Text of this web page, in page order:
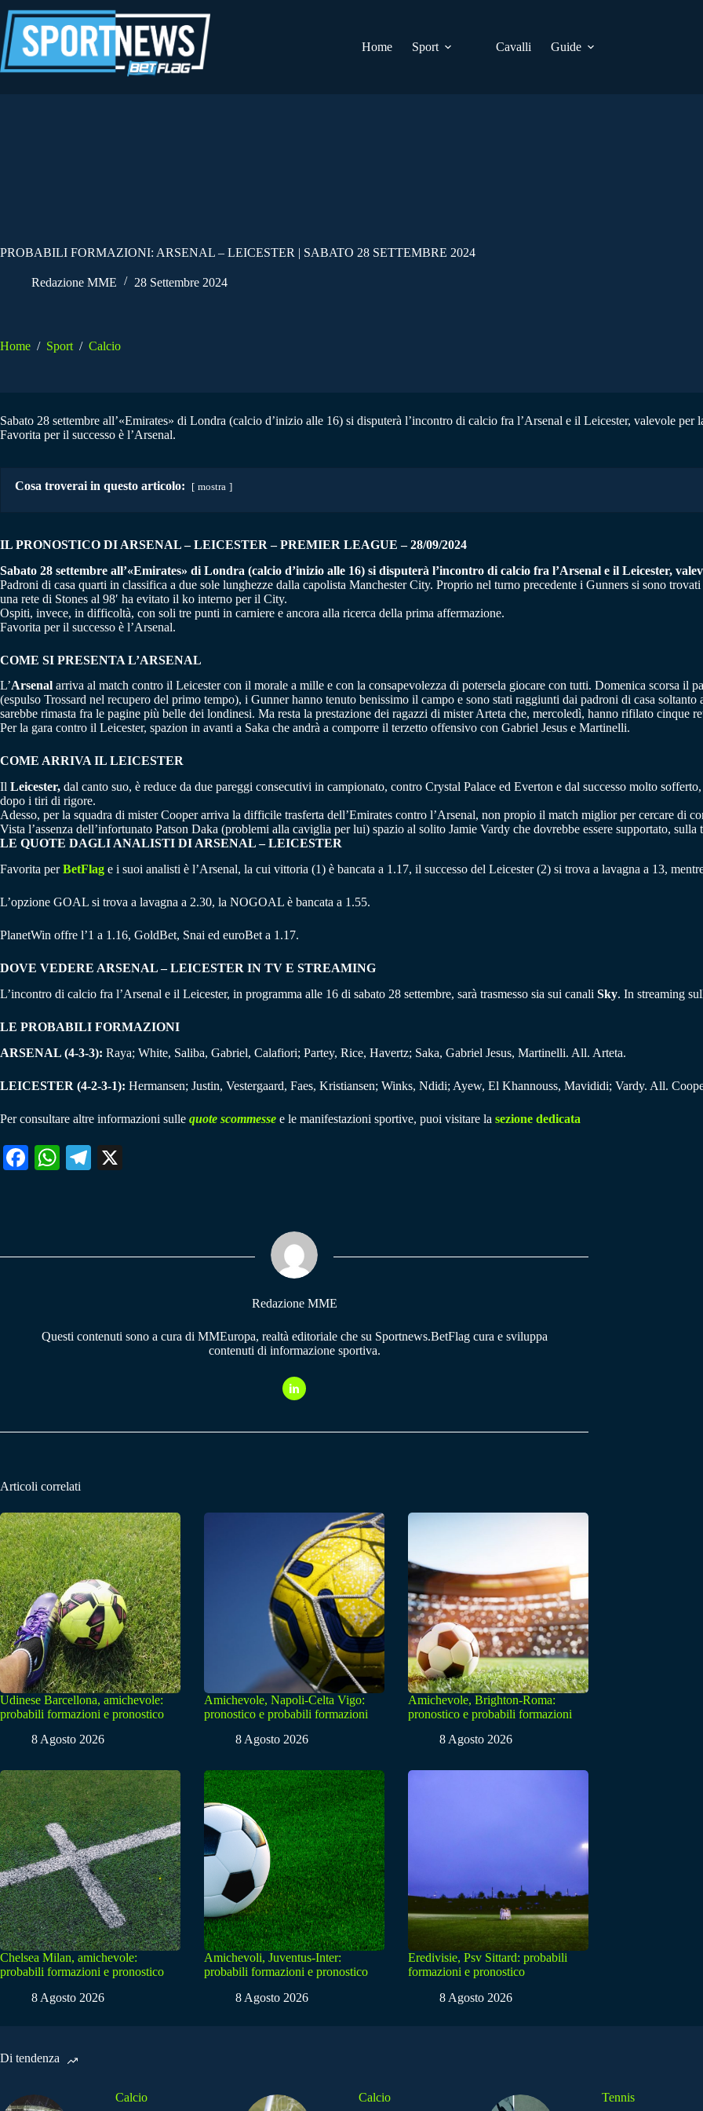
al
contenuto
Home
Sport Cavalli Guide
PROBABILI FORMAZIONI: ARSENAL – LEICESTER | SABATO 28 SETTEMBRE 2024
Redazione MME 28 Settembre 2024
Home / Sport / Calcio
Sabato 28 settembre all’«Emirates» di Londra (calcio d’inizio alle 16) si disputerà l’incontro di calcio fra l’Arsenal e il Leicester, valevole per
Favorita per il successo è l’Arsenal.
Cosa troverai in questo articolo: mostra
IL PRONOSTICO DI ARSENAL – LEICESTER – PREMIER LEAGUE – 28/09/2024
Sabato 28 settembre all’«Emirates» di Londra (calcio d’inizio alle 16) si disputerà l’incontro di calcio fra l’Arsenal e il Leicester,
Padroni di casa quarti in classifica a due sole lunghezze dalla capolista Manchester City. Proprio nel turno precedente i Gunners si sono
una rete di Stones al 98′ ha evitato il ko interno per il City.
Ospiti, invece, in difficoltà, con soli tre punti in carniere e ancora alla ricerca della prima affermazione.
Favorita per il successo è l’Arsenal.
COME SI PRESENTA L’ARSENAL
L’Arsenal arriva al match contro il Leicester con il morale a mille e con la consapevolezza di potersela giocare con tutti. Domenica scorsa il
(espulso Trossard nel recupero del primo tempo), i Gunner hanno tenuto benissimo il campo e sono stati raggiunti dai padroni di casa soltanto
sarebbe rimasta fra le pagine più belle dei londinesi. Ma resta la prestazione dei ragazzi di mister Arteta che, mercoledì, hanno rifilato cinque
Per la gara contro il Leicester, spazion in avanti a Saka che andrà a comporre il terzetto offensivo con Gabriel Jesus e Martinelli.
COME ARRIVA IL LEICESTER
Il Leicester, dal canto suo, è reduce da due pareggi consecutivi in campionato, contro Crystal Palace ed Everton e dal successo molto
dopo i tiri di rigore.
Adesso, per la squadra di mister Cooper arriva la difficile trasferta dell’Emirates contro l’Arsenal, non propio il match miglior per cercare di
Vista l’assenza dell’infortunato Patson Daka (problemi alla caviglia per lui) spazio al solito Jamie Vardy che dovrebbe essere supportato,
LE QUOTE DAGLI ANALISTI DI ARSENAL – LEICESTER
Favorita perBetFlag e i suoi analisti è l’Arsenal, la cui vittoria (1) è bancata a 1.17, il successo del Leicester (2) si trova a lavagna a 13,
L’opzione GOAL si trova a lavagna a 2.30, la NOGOAL è bancata a 1.55.
PlanetWin offre l’1 a 1.16, GoldBet, Snai ed euroBet a 1.17.
DOVE VEDERE ARSENAL – LEICESTER IN TV E STREAMING
L’incontro di calcio fra l’Arsenal e il Leicester, in programma alle 16 di sabato 28 settembre, sarà trasmesso sia sui canali Sky. In streaming
LE PROBABILI FORMAZIONI
ARSENAL (4-3-3): Raya; White, Saliba, Gabriel, Calafiori; Partey, Rice, Havertz; Saka, Gabriel Jesus, Martinelli. All. Arteta.
LEICESTER (4-2-3-1): Hermansen; Justin, Vestergaard, Faes, Kristiansen; Winks, Ndidi; Ayew, El Khannouss, Mavididi; Vardy. All.
Per consultare altre informazioni sulle quote scommesse e le manifestazioni sportive, puoi visitare la sezione dedicata
Fa W
pp
Te
m
Redazione MME
Questi contenuti sono a cura di MMEuropa, realtà editoriale che su Sportnews.BetFlag cura e sviluppa
contenuti di informazione sportiva.
Articoli correlati
Udinese Barcellona, amichevole:
probabili formazioni e pronostico
8 Agosto 2026
Amichevole, Napoli-Celta Vigo:
pronostico e probabili formazioni
8 Agosto 2026
Amichevole, Brighton-Roma:
pronostico e probabili formazioni
8 Agosto 2026
Chelsea Milan, amichevole:
probabili formazioni e pronostico
8 Agosto 2026
Amichevoli, Juventus-Inter:
probabili formazioni e pronostico
8 Agosto 2026
Eredivisie, Psv Sittard: probabili
formazioni e pronostico
8 Agosto 2026
Di tendenza
Calcio Calcio Tennis